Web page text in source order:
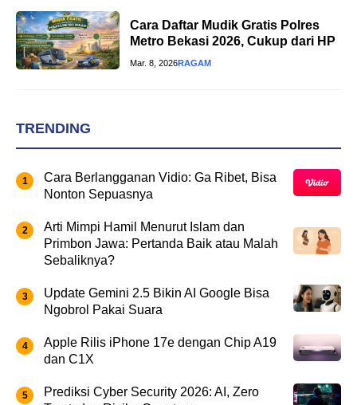
Cara Daftar Mudik Gratis Polres
Metro Bekasi 2026, Cukup dari HP
Mar. 8, 2026RAGAM
TRENDING
Cara Berlangganan Vidio: Ga Ribet, Bisa
Nonton Sepuasnya
Arti Mimpi Hamil Menurut Islam dan
Primbon Jawa: Pertanda Baik atau Malah
Sebaliknya?
Update Gemini 2.5 Bikin AI Google Bisa
Ngobrol Pakai Suara
Apple Rilis iPhone 17e dengan Chip A19
dan C1X
Prediksi Cyber Security 2026: AI, Zero